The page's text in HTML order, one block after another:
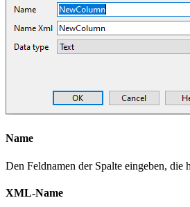
Name
Den Feldnamen der Spalte eingeben, die
XML-Name